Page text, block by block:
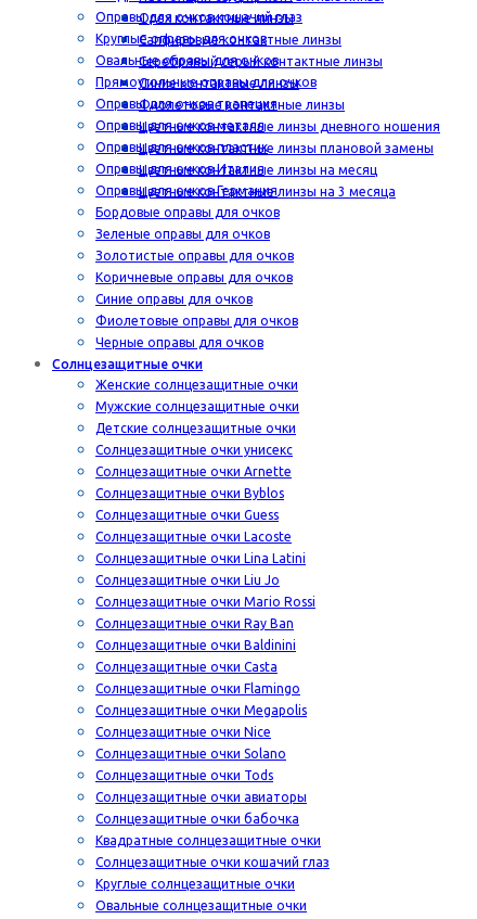
Орех контактные линзы
Сапфировые контактные линзы
Серебряный серый контактные линзы
Синие контактные линзы
Фиолетовые контактные линзы
Цветные контактные линзы дневного ношения
Цветные контактные линзы плановой замены
Цветные контактные линзы на месяц
Цветные контактные линзы на 3 месяца
Оправы для очков кошачий глаз
Круглые оправы для очков
Овальные оправы для очков
Прямоугольные оправы для очков
Оправы для очков трапеция
Оправы для очков металл
Оправы для очков пластик
Оправы для очков Италия
Оправы для очков Германия
Бордовые оправы для очков
Зеленые оправы для очков
Золотистые оправы для очков
Коричневые оправы для очков
Синие оправы для очков
Фиолетовые оправы для очков
Черные оправы для очков
Солнцезащитные очки
Женские солнцезащитные очки
Мужские солнцезащитные очки
Детские солнцезащитные очки
Солнцезащитные очки унисекс
Солнцезащитные очки Arnette
Солнцезащитные очки Byblos
Солнцезащитные очки Guess
Солнцезащитные очки Lacoste
Солнцезащитные очки Lina Latini
Солнцезащитные очки Liu Jo
Солнцезащитные очки Mario Rossi
Солнцезащитные очки Ray Ban
Солнцезащитные очки Baldinini
Солнцезащитные очки Casta
Солнцезащитные очки Flamingo
Солнцезащитные очки Megapolis
Солнцезащитные очки Nice
Солнцезащитные очки Solano
Солнцезащитные очки Tods
Солнцезащитные очки авиаторы
Солнцезащитные очки бабочка
Квадратные солнцезащитные очки
Солнцезащитные очки кошачий глаз
Круглые солнцезащитные очки
Овальные солнцезащитные очки